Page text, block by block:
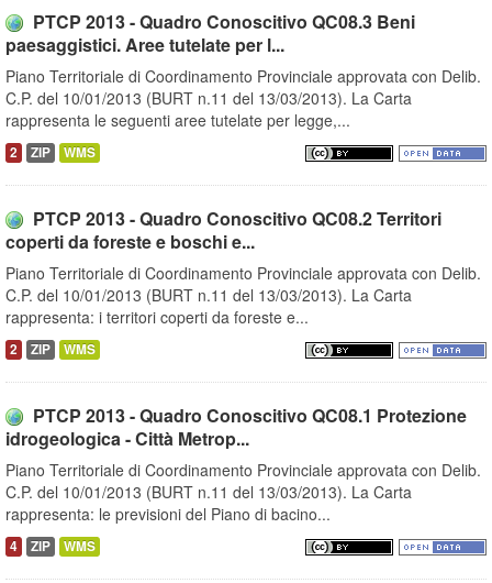
PTCP 2013 - Quadro Conoscitivo QC08.3 Beni
paesaggistici. Aree tutelate per l...
Piano Territoriale di Coordinamento Provinciale approvata con Delib.
C.P. del 10/01/2013 (BURT n.11 del 13/03/2013). La Carta
rappresenta le seguenti aree tutelate per legge,...
2 ZIP WMS
PTCP 2013 - Quadro Conoscitivo QC08.2 Territori
coperti da foreste e boschi e...
Piano Territoriale di Coordinamento Provinciale approvata con Delib.
C.P. del 10/01/2013 (BURT n.11 del 13/03/2013). La Carta
rappresenta: i territori coperti da foreste e...
2 ZIP WMS
PTCP 2013 - Quadro Conoscitivo QC08.1 Protezione
idrogeologica - Città Metrop...
Piano Territoriale di Coordinamento Provinciale approvata con Delib.
C.P. del 10/01/2013 (BURT n.11 del 13/03/2013). La Carta
rappresenta: le previsioni del Piano di bacino...
4 ZIP WMS